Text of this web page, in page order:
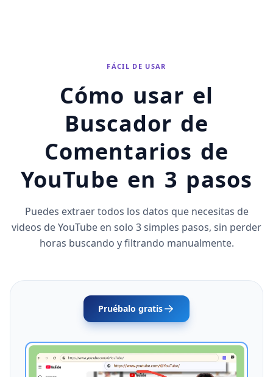
FÁCIL DE USAR
Cómo usar el
Buscador de
Comentarios de
YouTube en 3 pasos
Puedes extraer todos los datos que necesitas de
videos de YouTube en solo 3 simples pasos, sin perder
horas buscando y filtrando manualmente.
Pruébalo gratis